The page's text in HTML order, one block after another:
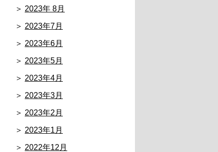
2023年 8月
2023年7月
2023年6月
2023年5月
2023年4月
2023年3月
2023年2月
2023年1月
2022年12月